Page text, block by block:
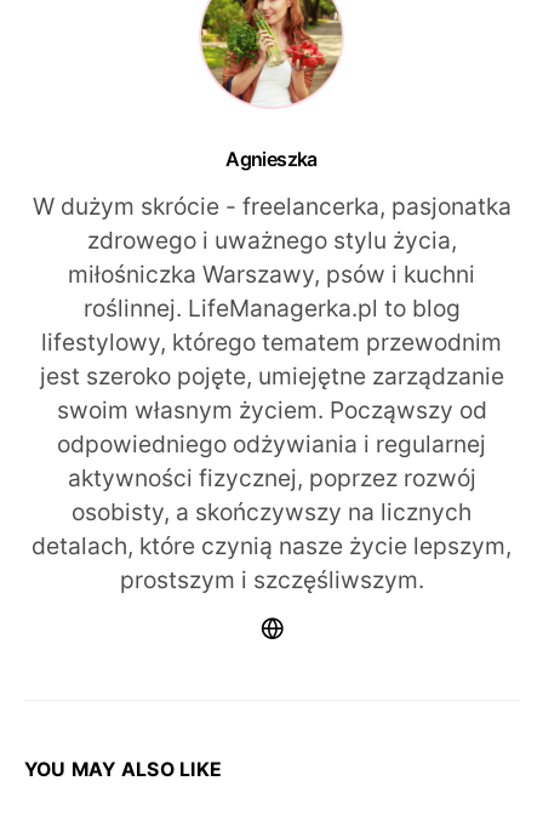
Agnieszka
W dużym skrócie - freelancerka, pasjonatka
zdrowego i uważnego stylu życia,
miłośniczka Warszawy, psów i kuchni
roślinnej. LifeManagerka.pl to blog
lifestylowy, którego tematem przewodnim
jest szeroko pojęte, umiejętne zarządzanie
swoim własnym życiem. Począwszy od
odpowiedniego odżywiania i regularnej
aktywności fizycznej, poprzez rozwój
osobisty, a skończywszy na licznych
detalach, które czynią nasze życie lepszym,
prostszym i szczęśliwszym.
YOU MAY ALSO LIKE